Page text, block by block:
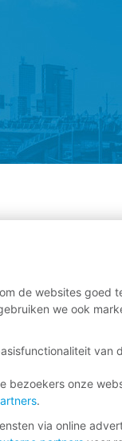
de websites
we ook
van
bezoekers onze
.
via online